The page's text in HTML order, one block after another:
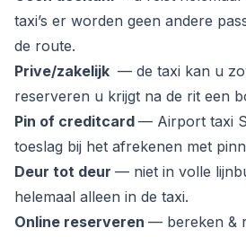
taxi’s er worden geen andere
de route.
Prive/zakelijk — de taxi kan u
reserveren u krijgt na de rit een
Pin of creditcard — Airport taxi
toeslag bij het afrekenen met
Deur tot deur — niet in volle
helemaal alleen in de taxi.
Online reserveren — bereken &